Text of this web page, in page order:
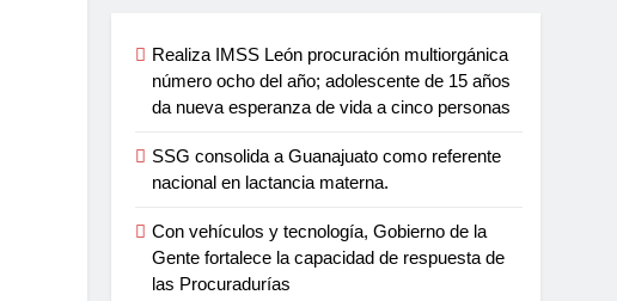
Realiza IMSS León procuración multiorgánica
número ocho del año; adolescente de 15 años
da nueva esperanza de vida a cinco personas
SSG consolida a Guanajuato como referente
nacional en lactancia materna.
Con vehículos y tecnología, Gobierno de la
Gente fortalece la capacidad de respuesta de
las Procuradurías